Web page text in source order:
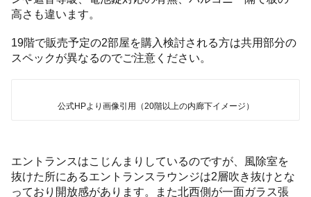
高さも違います。
19階で販売予定の2部屋を購入検討される方は共用部分の
スペックが異なるのでご注意ください。
公式HPより画像引用（20階以上の内廊下イメージ）
エントランスはこじんまりしているのですが、風除室を
抜けた所にあるエントランスラウンジは2層吹き抜けとな
っており開放感があります。また北西側が一面ガラス張